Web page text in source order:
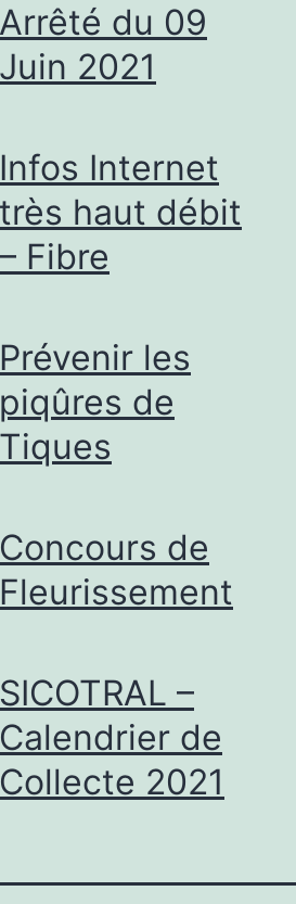
Arrêté du 09
Juin 2021
Infos Internet
très haut débit
– Fibre
Prévenir les
piqûres de
Tiques
Concours de
Fleurissement
SICOTRAL –
Calendrier de
Collecte 2021